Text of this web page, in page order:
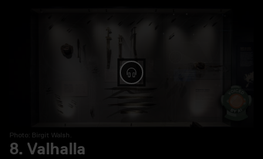
Photo: Birgit Walsh.
Spela ljud: 7. Soturit
8. Valhalla